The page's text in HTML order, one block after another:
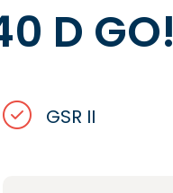
D GO!
GSR II